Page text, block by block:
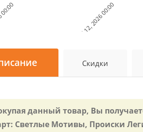
Jul 12, 2026 00:00
Скидки
данный товар, Вы
Светлые Мотивы, Происки